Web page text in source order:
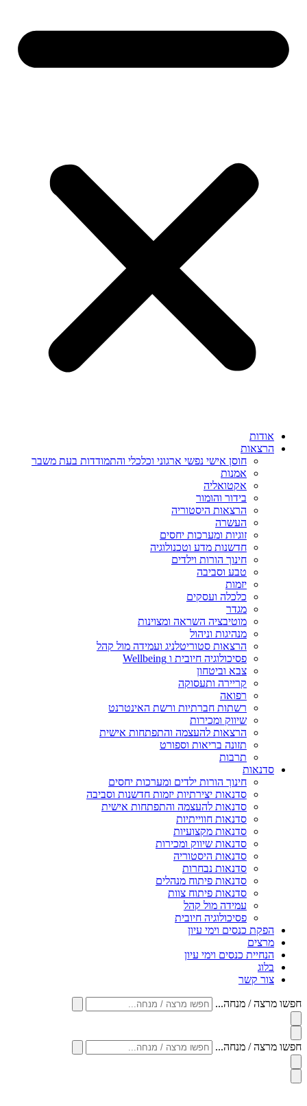
אודות
הרצאות
חוסן אישי נפשי ארגוני וכלכלי והתמודדות בעת משבר
אמנות
אקטואליה
בידור והומור
הרצאות היסטוריה
העשרה
זוגיות ומערכות יחסים
חדשנות מדע וטכנולוגיה
חינוך הורות וילדים
טבע וסביבה
יזמות
כלכלה ועסקים
מגדר
מוטיבציה השראה ומצוינות
מנהיגות וניהול
הרצאות סטוריטלניג ועמידה מול קהל
פסיכולוגיה חיובית ו Wellbeing
צבא וביטחון
קריירה ותעסוקה
רפואה
רשתות חברתיות ורשת האינטרנט
שיווק ומכירות
הרצאות להעצמה והתפתחות אישית
תזונה בריאות וספורט
תרבות
סדנאות
חינוך הורות ילדים ומערכות יחסים
סדנאות יצירתיות יזמות חדשנות וסביבה
סדנאות להעצמה והתפתחות אישית
סדנאות חווייתיות
סדנאות מקצועיות
סדנאות שיווק ומכירות
סדנאות היסטוריה
סדנאות נבחרות
סדנאות פיתוח מנהלים
סדנאות פיתוח צוות
עמידה מול קהל
פסיכולוגיה חיובית
הפקת כנסים וימי עיון
מרצים
הנחיית כנסים וימי עיון
בלוג
צור קשר
חפשו מרצה / מנחה...
חפשו מרצה / מנחה...